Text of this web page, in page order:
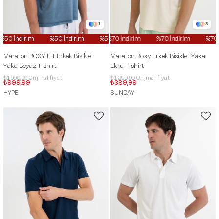
1
İndirim %50 İndirim %50 İndirim %50 İndirim
%50
Maraton BOXY FİT Erkek Bisiklet
Yaka Beyaz T-shirt
₺999,99
₺1.999,99
HYPE
3
%70 İndirim %70 İndirim
%70
Maraton Boxy Erkek Bisiklet Yaka
Ekru T-shirt
₺389,99
₺1.299,99
SUNDAY